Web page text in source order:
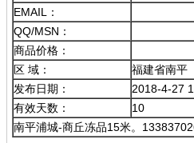
EMAIL：
QQ/MSN：
商品价格：
区 域：
福建省南平
发布日期：
2018-4-27
有效天数：
10
南平浦城-商丘冻品15米。